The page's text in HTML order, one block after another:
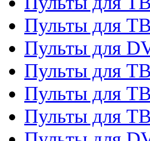
Пульты для ТВ
Пульты для
Пульты для ТВ
Пульты для ТВ
Пульты для ТВ